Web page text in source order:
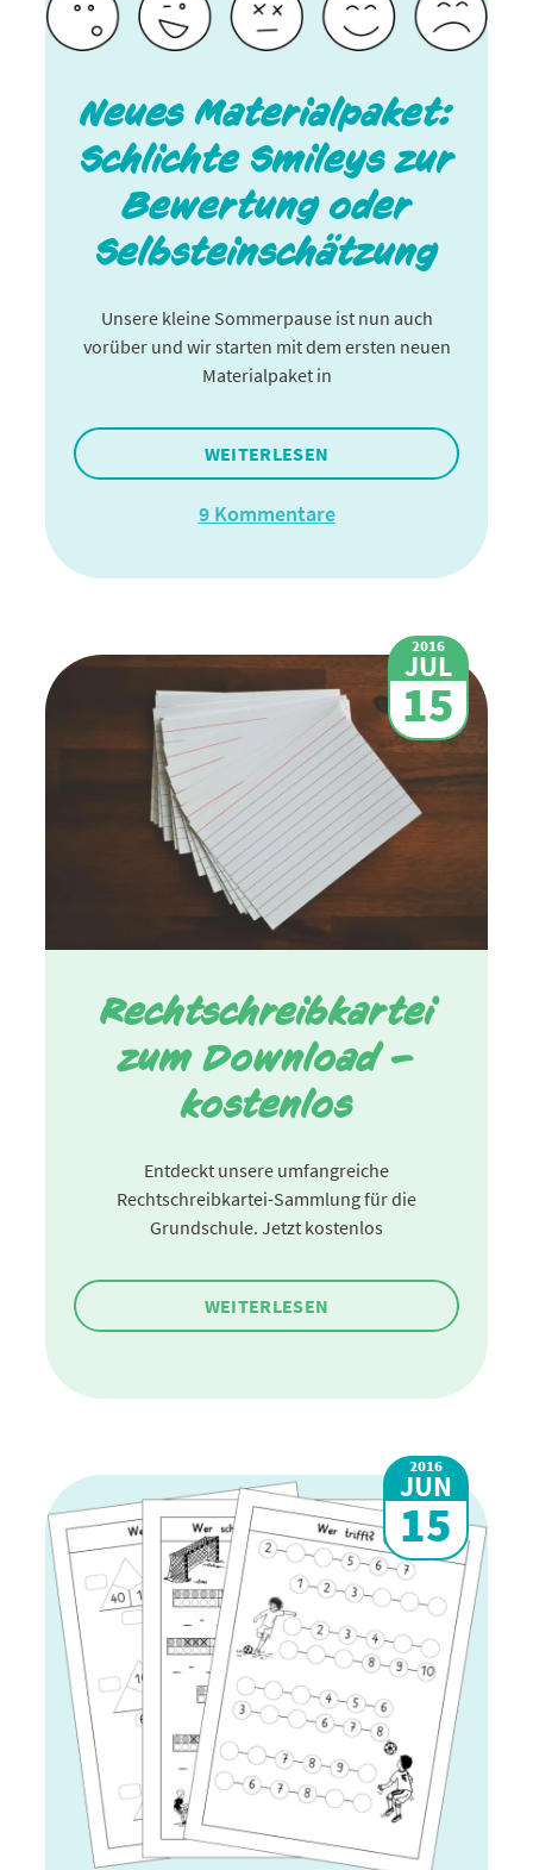
Neues Materialpaket:
Schlichte Smileys zur
Bewertung oder
Selbsteinschätzung
Unsere kleine Sommerpause ist nun auch
vorüber und wir starten mit dem ersten neuen
Materialpaket in
WEITERLESEN
9 Kommentare
2016
JUL
15
Rechtschreibkartei
zum Download –
kostenlos
Entdeckt unsere umfangreiche
Rechtschreibkartei-Sammlung für die
Grundschule. Jetzt kostenlos
WEITERLESEN
2016
JUN
15